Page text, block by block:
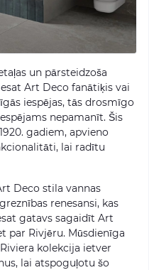
un pārsteidzoša
Art Deco fanātiķis vai
iespējas, tās drosmīgo
nepamanīt. Šis
gadiem, apvieno
lai radītu
Deco stila vannas
renesansi, kas
gatavs sagaidīt Art
par Rivjēru. Mūsdienīga
kolekcija ietver
lai atspoguļotu šo